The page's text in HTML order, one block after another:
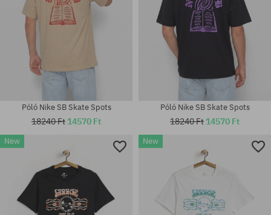
Elérhető méretek:
S; M; L; XL; XXL
Elérhető méretek:
Póló Nike SB Skate Spots
18240 Ft 14570 Ft
Póló Nike SB Skate Spots
18240 Ft 14570 Ft
New New